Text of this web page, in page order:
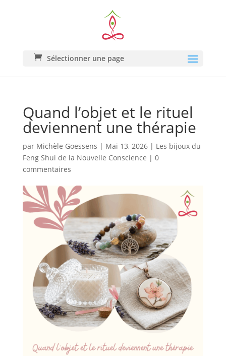
Sélectionner une page
Quand l’objet et le rituel
deviennent une thérapie
par Michèle Goessens | Mai 13, 2026| Les bijoux du
Feng Shui de la Nouvelle Conscience | 0
commentaires